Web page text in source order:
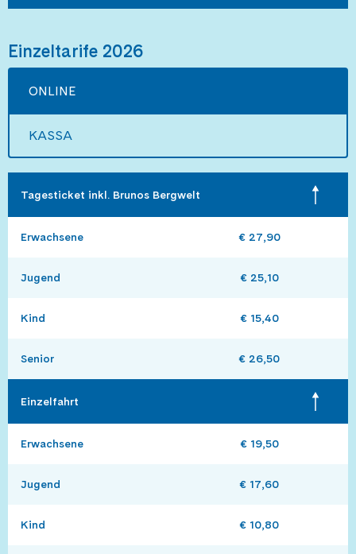
Einzeltarife 2026
ONLINE
KASSA
Tagesticket inkl. Brunos Bergwelt
Erwachsene € 27,90
Jugend € 25,10
Kind € 15,40
Senior € 26,50
Einzelfahrt
Erwachsene € 19,50
Jugend € 17,60
Kind € 10,80